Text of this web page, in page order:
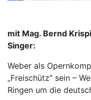
mit Mag. Bernd
Singer:
Weber als
„Freischütz“ sein –
Ringen um die